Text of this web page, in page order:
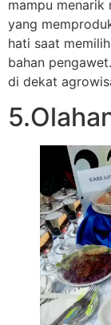
mampu menarik
yang
hati saat
bahan
di dekat